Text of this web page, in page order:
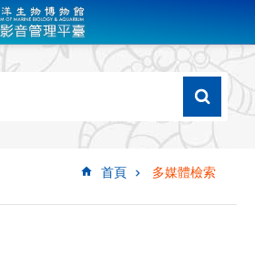
首頁 多媒體檢索